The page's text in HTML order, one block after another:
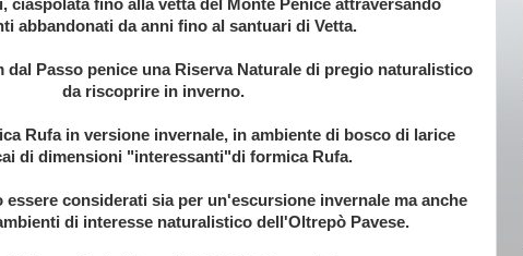
ciaspolata fino alla vetta del Monte Penice attraversando
abbandonati da anni fino al santuari di Vetta.
dal Passo penice una Riserva Naturale di pregio naturalistico
da riscoprire in inverno.
Rufa in versione invernale, in ambiente di bosco di larice
di dimensioni "interessanti"di formica Rufa.
essere considerati sia per un'escursione invernale ma anche
di interesse naturalistico dell'Oltrepò Pavese.